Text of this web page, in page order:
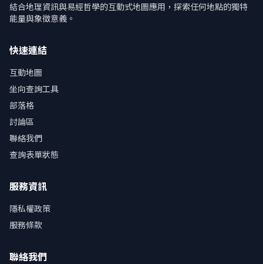
結合地理資訊與易經哲學的互動式地圖應用，探索任何地點的獨特
能量與象徵意義。
快速連結
互動地圖
坐向查詢工具
部落格
討論區
聯絡我們
查詢表單狀態
服務資訊
隱私權政策
服務條款
聯絡我們